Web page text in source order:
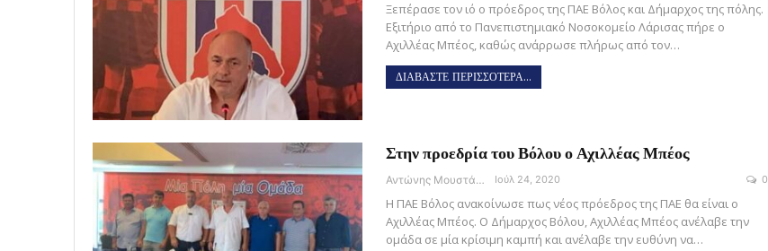
Ξεπέρασε τον ιό ο πρόεδρος της ΠΑΕ Βόλος και Δήμαρχος της πόλης.
Εξιτήριο από το Πανεπιστημιακό Νοσοκομείο Λάρισας πήρε ο
Αχιλλέας Μπέος, καθώς ανάρρωσε πλήρως από τον…
ΔΙΑΒΑΣΤΕ ΠΕΡΙΣΣΟΤΕΡΑ...
Στην προεδρία του Βόλου ο Αχιλλέας Μπέος
Αντώνης Μουστάκας Ιούλ 24, 2020 0
Η ΠΑΕ Βόλος ανακοίνωσε πως νέος πρόεδρος της ΠΑΕ θα είναι ο
Αχιλλέας Μπέος. Ο Δήμαρχος Βόλου, Αχιλλέας Μπέος ανέλαβε την
ομάδα σε μία κρίσιμη καμπή και ανέλαβε την ευθύνη να…